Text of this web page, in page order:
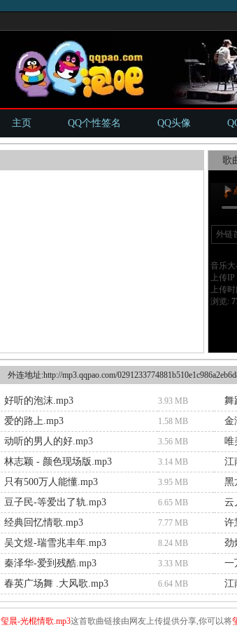
主页 QQ个性签名 QQ头像
歌
外链
音乐大
上传
上传
浏览:
外连地址:http://mp3.qqpao.com/
好听的泡沫.mp3 3.93 MB 舞
爱的路上.mp3 1.58 MB 金
动听的男人的好.mp3 3.56 MB 唯
林志颖 - 颜色现场版.mp3 3.14 MB 江
只有500万人能懂.mp3 3.95 MB 黑
豆子民-等爱出了轨.mp3 6.65 MB 云
经典回忆情歌.mp3 7.77 MB 许
吴文煜-瑞雪兆丰年.mp3 8.24 MB 劲
秦泽华-爱到残酷.mp3 3.33 MB 一
春英广场舞 .大风歌.mp3 6.64 MB 江
玺晨-光棍情歌.mp3这首歌曲链接由网友上传提供分享,你可以将